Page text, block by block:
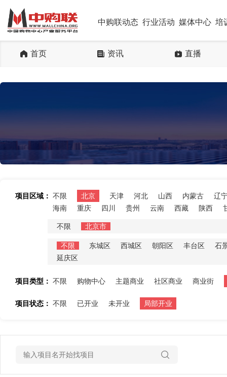
中购联动态 行业活动 媒体中心 培
首页 资讯 直播
项目区域： 不限 北京 天津 河北 山西 内蒙古
辽
海南
重庆 四川 贵州 云南 西藏 陕西
不限 北京市
不限 东城区 西城区 朝阳区 丰台区
石
延庆区
项目类型： 不限 购物中心 主题商业 社区商业 商业街
项目状态： 不限 已开业 未开业 局部开业